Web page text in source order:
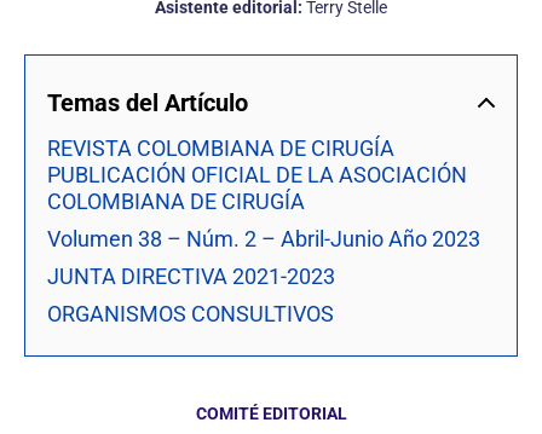
Asistente editorial: Terry Stelle
Temas del Artículo
REVISTA COLOMBIANA DE CIRUGÍA
PUBLICACIÓN OFICIAL DE LA ASOCIACIÓN
COLOMBIANA DE CIRUGÍA
Volumen 38 – Núm. 2 – Abril-Junio Año 2023
JUNTA DIRECTIVA 2021-2023
ORGANISMOS CONSULTIVOS
COMITÉ EDITORIAL